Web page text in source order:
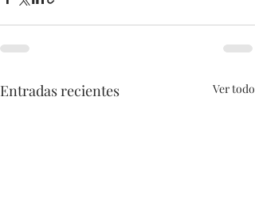
Entradas recientes Ver todo